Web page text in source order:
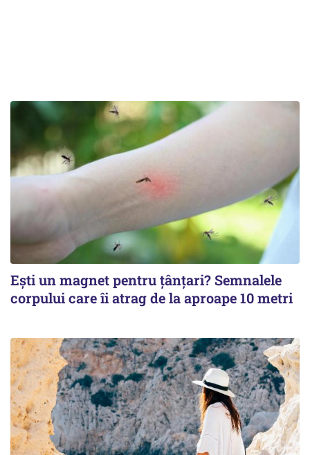
Ești un magnet pentru țânțari? Semnalele
corpului care îi atrag de la aproape 10 metri